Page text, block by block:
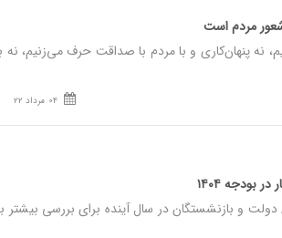
مردم است
نه پنهان‌کاری و با مردم با صداقت حرف می‌زنیم، نه
04 مرداد 22
و بازنشستگان در سال آینده برای بررسی بیشتر